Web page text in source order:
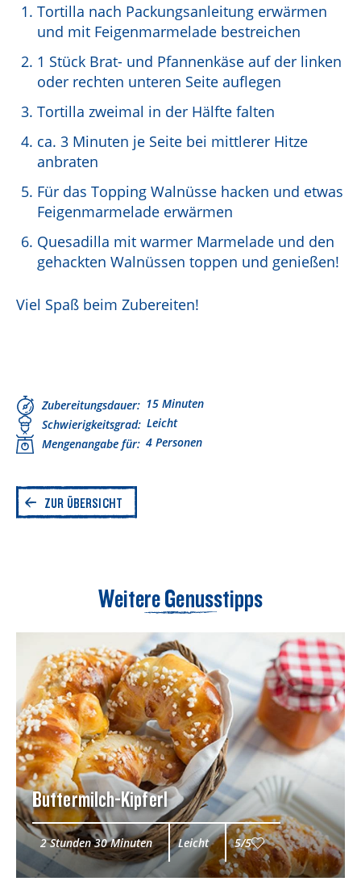
Molkerei Märkte
Karriere
Tortilla nach Packungsanleitung erwärmen
und mit Feigenmarmelade bestreichen
1 Stück Brat- und Pfannenkäse auf der linken
oder rechten unteren Seite auflegen
Tortilla zweimal in der Hälfte falten
ca. 3 Minuten je Seite bei mittlerer Hitze
anbraten
Für das Topping Walnüsse hacken und etwas
Feigenmarmelade erwärmen
Quesadilla mit warmer Marmelade und den
gehackten Walnüssen toppen und genießen!
Viel Spaß beim Zubereiten!
Zubereitungsdauer
15 Minuten
Schwierigkeitsgrad Leicht
Mengenangabe für 4 Personen
ZUR ÜBERSICHT
Weitere Genusstipps
Buttermilch-Kipferl
2 Stunden 30 Minuten Leicht 5/5